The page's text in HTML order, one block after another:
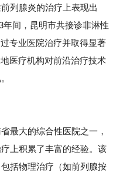
列腺炎的治疗上表现出
间，昆明市共接诊非淋性
专业医院治疗并取得显著
医疗机构对前沿治疗技术
最大的综合性医院之一，
上积累了丰富的经验。该
括物理治疗（如前列腺按